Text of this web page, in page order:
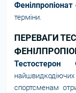
терміни.
ПЕРЕВАГИ
Тестостерон
спортсменам